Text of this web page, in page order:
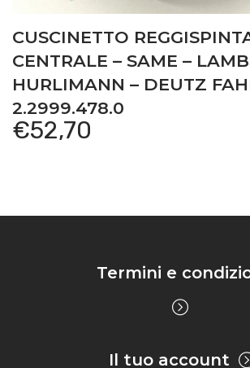
CUSCINETTO
CENTRALE – SAME –
HURLIMANN – DEUTZ
2.2999.478.0
€52,70
Termini e
Il tuo account